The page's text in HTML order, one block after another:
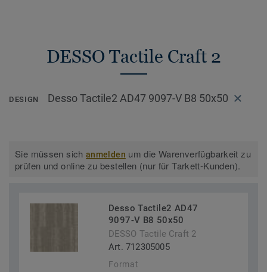
DESSO Tactile Craft 2
DESIGN Desso Tactile2 AD47 9097-V B8 50x50
Sie müssen sichanmelden um die Warenverfügbarkeit zu
prüfen und online zu bestellen (nur für Tarkett-Kunden).
Desso Tactile2 AD47
9097-V B8 50x50
DESSO Tactile Craft 2
Art. 712305005
Format